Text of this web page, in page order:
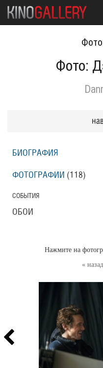
Фото:
« назад
Нажмите на
БИОГРАФИЯ
ФОТОГРАФИИ (118)
СОБЫТИЯ
ОБОИ